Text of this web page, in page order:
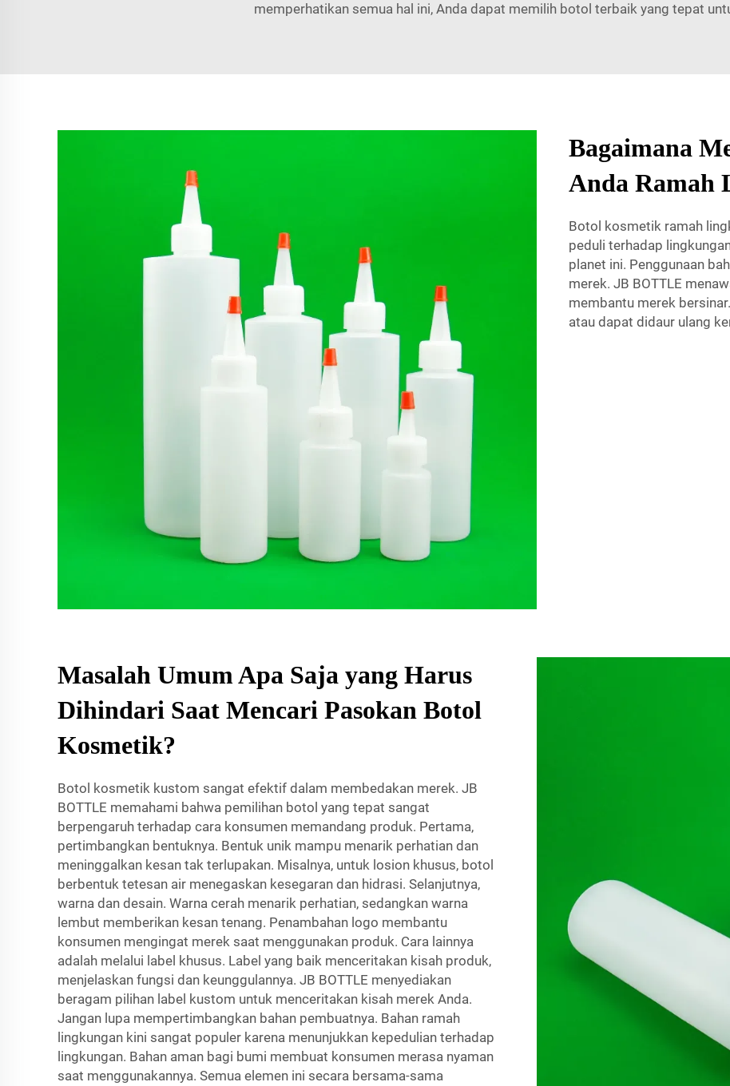
memperhatikan semua hal ini, Anda dapat memilih botol terbaik yang tepat
Bagaimana
Anda Ramah
Botol kosmetik ramah
peduli terhadap
planet ini. Penggunaan
merek. JB BOTTLE
membantu merek
atau dapat didaur ulang
Masalah Umum Apa Saja yang Harus
Dihindari Saat Mencari Pasokan Botol
Kosmetik?
Botol kosmetik kustom sangat efektif dalam membedakan merek. JB
BOTTLE memahami bahwa pemilihan botol yang tepat sangat
berpengaruh terhadap cara konsumen memandang produk. Pertama,
pertimbangkan bentuknya. Bentuk unik mampu menarik perhatian dan
meninggalkan kesan tak terlupakan. Misalnya, untuk losion khusus, botol
berbentuk tetesan air menegaskan kesegaran dan hidrasi. Selanjutnya,
warna dan desain. Warna cerah menarik perhatian, sedangkan warna
lembut memberikan kesan tenang. Penambahan logo membantu
konsumen mengingat merek saat menggunakan produk. Cara lainnya
adalah melalui label khusus. Label yang baik menceritakan kisah produk,
menjelaskan fungsi dan keunggulannya. JB BOTTLE menyediakan
beragam pilihan label kustom untuk menceritakan kisah merek Anda.
Jangan lupa mempertimbangkan bahan pembuatnya. Bahan ramah
lingkungan kini sangat populer karena menunjukkan kepedulian terhadap
lingkungan. Bahan aman bagi bumi membuat konsumen merasa nyaman
saat menggunakannya. Semua elemen ini secara bersama-sama